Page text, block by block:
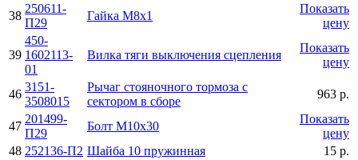
38
250611-
П29
Гайка М8х1
Показать
цену
39
450-
1602113-
01
Вилка тяги выключения сцепления
Показать
цену
46
3151-
3508015
Рычаг стояночного тормоза с
сектором в сборе
963 р.
47
201499-
П29
Болт М10х30
Показать
цену
48 252136-П2 Шайба 10 пружинная
15 р.